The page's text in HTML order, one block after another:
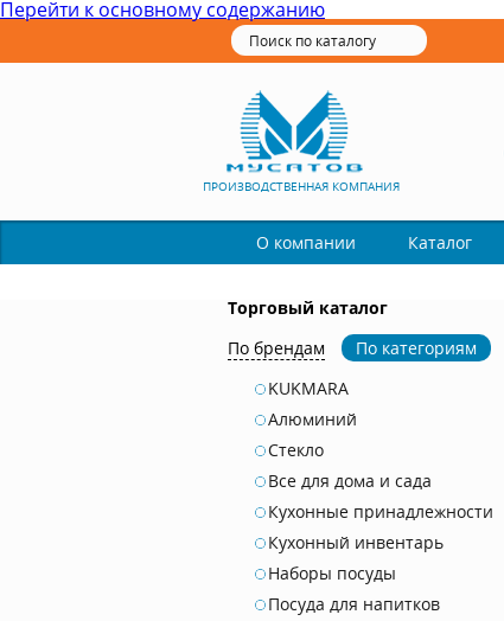
Перейти к основному содержанию
ПРОИЗВОДСТВЕННАЯ КОМПАНИЯ
О компании Каталог
Торговый каталог
По брендам
По категориям
KUKMARA
Алюминий
Стекло
Все для дома и сада
Кухонные принадлежности
Кухонный инвентарь
Наборы посуды
Посуда для напитков